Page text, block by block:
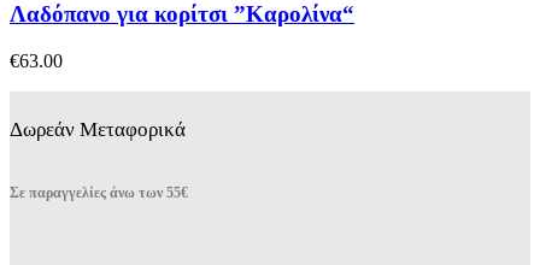
Λαδόπανο για κορίτσι ”Καρολίνα“
€63.00
Δωρεάν Μεταφορικά
Σε παραγγελίες άνω των 55€